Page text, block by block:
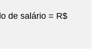
de salário = R$